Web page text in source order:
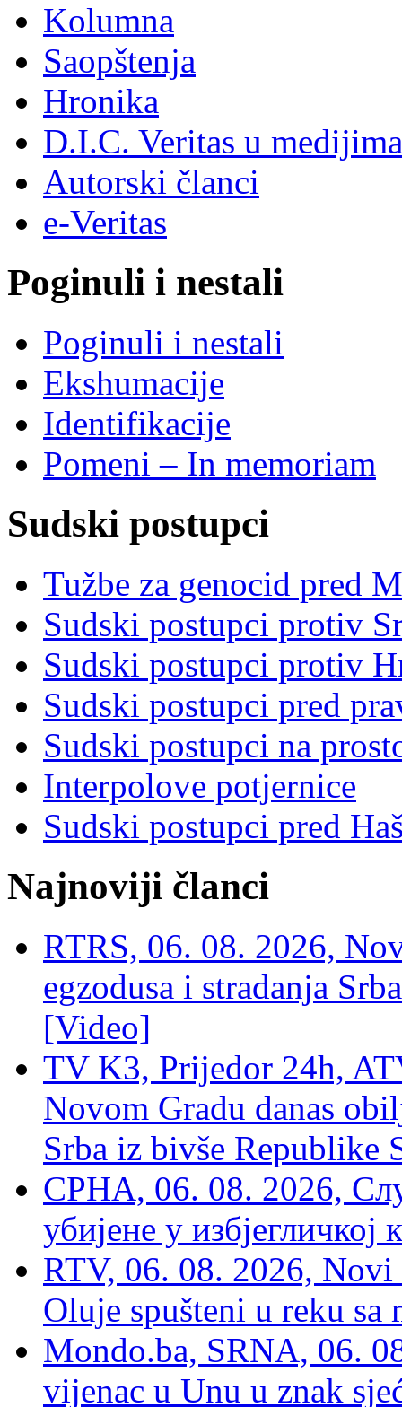
Kolumna
Saopštenja
Hronika
D.I.C. Veritas u medijima
Autorski članci
e-Veritas
Poginuli i nestali
Poginuli i nestali
Ekshumacije
Identifikacije
Pomeni – In memoriam
Sudski postupci
Tužbe za genocid pred
Sudski postupci protiv
Sudski postupci protiv
Sudski postupci pred
Sudski postupci na
Interpolove potjernice
Sudski postupci pred
Najnoviji članci
RTRS, 06. 08. 2026,
egzodusa i stradanja
[Video]
TV K3, Prijedor 24h,
Novom Gradu danas
Srba iz bivše Republike
СРНА, 06. 08. 2026,
убијене у избјегличкој
RTV, 06. 08. 2026, Novi
Oluje spušteni u reku sa
Mondo.ba, SRNA, 06.
vijenac u Unu u znak